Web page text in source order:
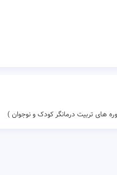
های تربیت درمانگر کودک و نوجوان )